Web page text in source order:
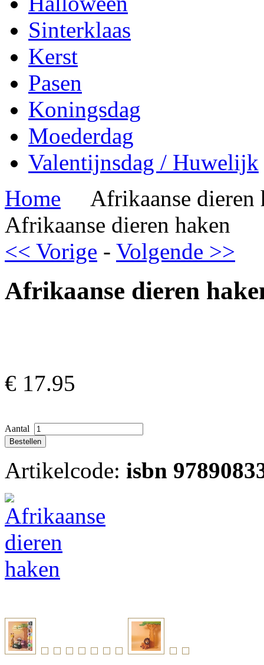
Sinterklaas
Kerst
Pasen
Koningsdag
Moederdag
Valentijnsdag / Huwelijk
Home
Afrikaanse dieren
Afrikaanse dieren haken
<< Vorige - Volgende >>
Afrikaanse dieren
€ 17.95
Aantal
Artikelcode: isbn